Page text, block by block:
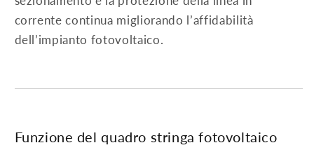
corrente continua migliorando l’affidabilità
dell’impianto fotovoltaico.
Funzione del quadro stringa fotovoltaico